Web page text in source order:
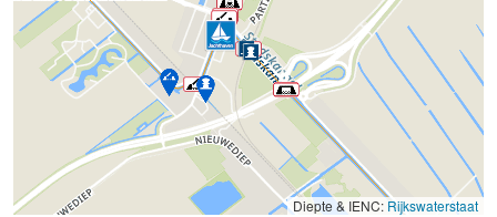
Diepte & IENC: Rijkswaterstaat